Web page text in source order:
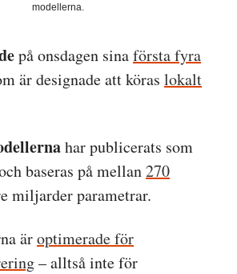
modellerna.
på onsdagen sinaförsta fyra
är designade att köras lokalt
har publicerats som
baseras på mellan270
miljarder parametrar.
äroptimerade för
– alltså inte för